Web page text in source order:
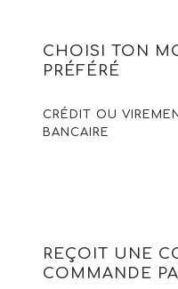
CHOISI TON
PRÉFÉRÉ
CRÉDIT OU
BANCAIRE
REÇOIT UNE
COMMANDE